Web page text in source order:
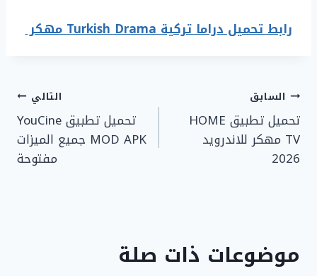
رابط تحميل دراما تركية Turkish Drama مهكر
تصفّح
المقالات
السابق
تحميل تطبيق HOME
TV مهكر للاندرويد
2026
التالي
تحميل تطبيق YouCine
MOD APK جميع الميزات
مفتوحة
موضوعات ذات صلة